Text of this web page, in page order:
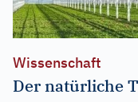
Wissenschaft
Der natürliche